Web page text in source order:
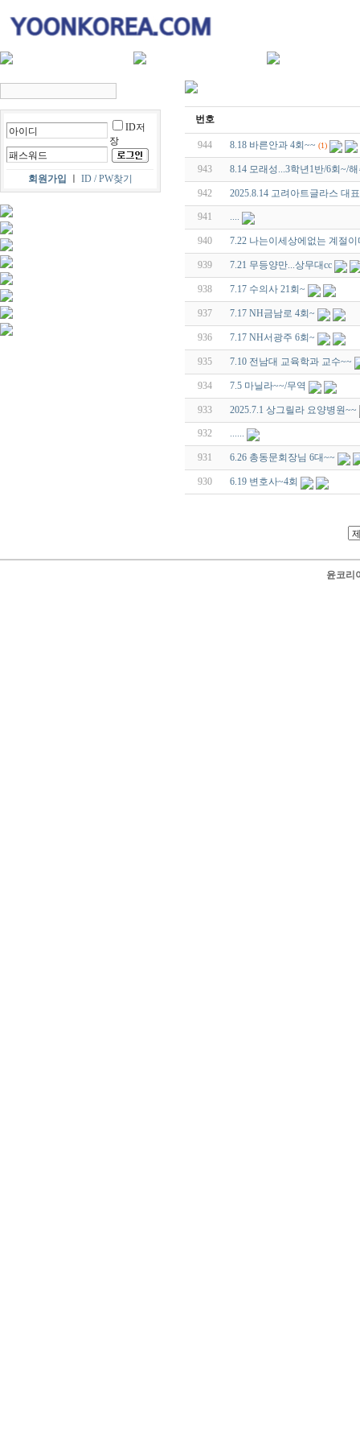
ID저
장
회원가입 ID / PW찾기
번호
944 8.18 바른안과 4회~~ (1)
943 8.14 모래성...3학년1반/6회~/
942 2025.8.14 고려아트글라스 대
941 ....
940 7.22 나는이세상에없는 계절
939 7.21 무등양만...상무대cc
938 7.17 수의사 21회~
937 7.17 NH금남로 4회~
936 7.17 NH서광주 6회~
935 7.10 전남대 교육학과 교수~~
934 7.5 마닐라~~/무역
933 2025.7.1 상그릴라 요양병원~~
932 ......
931 6.26 총동문회장님 6대~~
930 6.19 변호사~4회
윤코리